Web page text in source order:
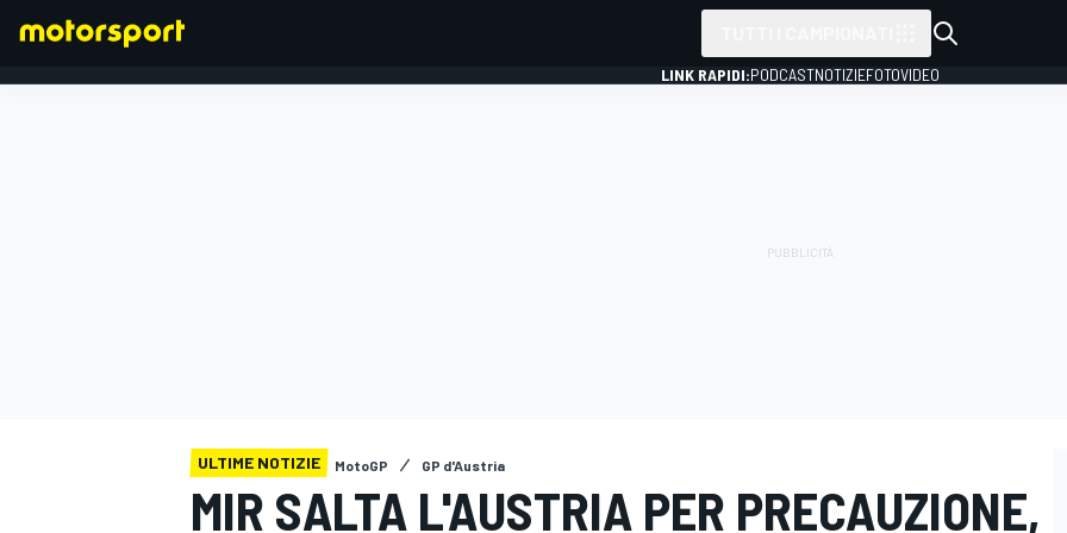
LINK RAPIDI:PODCASTNOTIZIEFOTOVIDEO
ULTIME NOTIZIE MotoGP GP d'Austria
MIR SALTA L'AUSTRIA PER PRECAUZIONE,